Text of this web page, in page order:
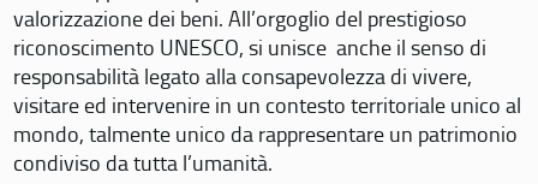
valorizzazione dei beni. All’orgoglio del prestigioso
riconoscimento UNESCO, si unisce anche il senso di
responsabilità legato alla consapevolezza di vivere,
visitare ed intervenire in un contesto territoriale unico al
mondo, talmente unico da rappresentare un patrimonio
condiviso da tutta l’umanità.